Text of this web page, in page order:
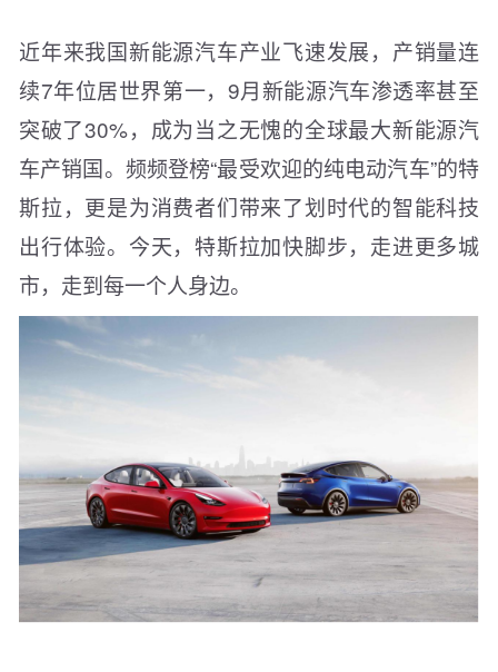
近年来我国新能源汽车产业飞速发展，产销量连
续7年位居世界第一，9月新能源汽车渗透率甚至
突破了30%，成为当之无愧的全球最大新能源汽
车产销国。频频登榜“最受欢迎的纯电动汽车”的特
斯拉，更是为消费者们带来了划时代的智能科技
出行体验。今天，特斯拉加快脚步，走进更多城
市，走到每一个人身边。